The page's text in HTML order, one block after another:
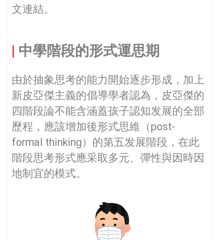
文連結。
| 中學階段的形式運思期
由於抽象思考的能力開始逐步形成，加上
新皮亞傑主義的倡導學者認為，皮亞傑的
四階段論不能含涵蓋孩子認知发展的全部
歷程，應該增加後形式思維（post-
formal thinking）的第五发展階段，在此
階段思考形式應采取多元、彈性與因時因
地制宜的模式。